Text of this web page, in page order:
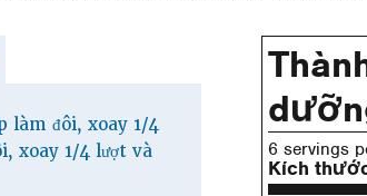
làm đôi, xoay 1/4
xoay 1/4 lượt và
6 servings
Kích